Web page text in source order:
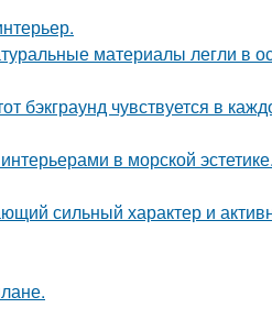
материалы легли в
бэкграунд чувствуется в
в морской эстетике.
сильный характер и